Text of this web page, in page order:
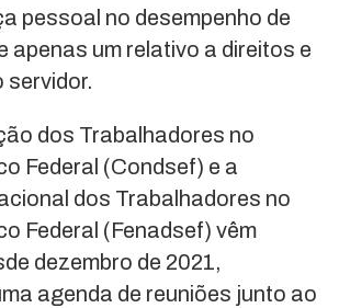
pessoal no desempenho de
apenas um relativo a direitos e
servidor.
dos Trabalhadores no
Federal (Condsef) e a
dos Trabalhadores no
Federal (Fenadsef) vêm
dezembro de 2021,
agenda de reuniões junto ao